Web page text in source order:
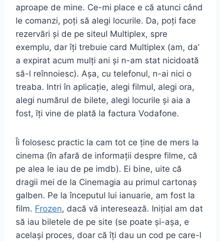
aproape de mine. Ce-mi place e că atunci când
le comanzi, poți să alegi locurile. Da, poți face
rezervări și de pe siteul Multiplex, spre
exemplu, dar îți trebuie card Multiplex (am, da’
a expirat acum mulți ani și n-am stat nicidoată
să-l reînnoiesc). Așa, cu telefonul, n-ai nici o
treaba. Intri în aplicație, alegi filmul, alegi ora,
alegi numărul de bilete, alegi locurile și aia a
fost, îți vine de plată la factura Vodafone.
Îi folosesc practic la cam tot ce ține de mers la
cinema (în afară de informații despre filme, că
pe alea le iau de pe imdb). Ei bine, uite că
dragii mei de la Cinemagia au primul cartonaș
galben. Pe la începutul lui ianuarie, am fost la
film. Frozen, dacă vă interesează. Inițial am dat
să iau biletele de pe site (se poate și-așa, e
același proces, doar că îți dau un cod pe care-l